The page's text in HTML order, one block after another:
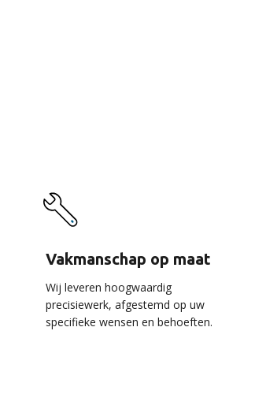
Vakmanschap op maat
Wij leveren hoogwaardig
precisiewerk, afgestemd op uw
specifieke wensen en behoeften.